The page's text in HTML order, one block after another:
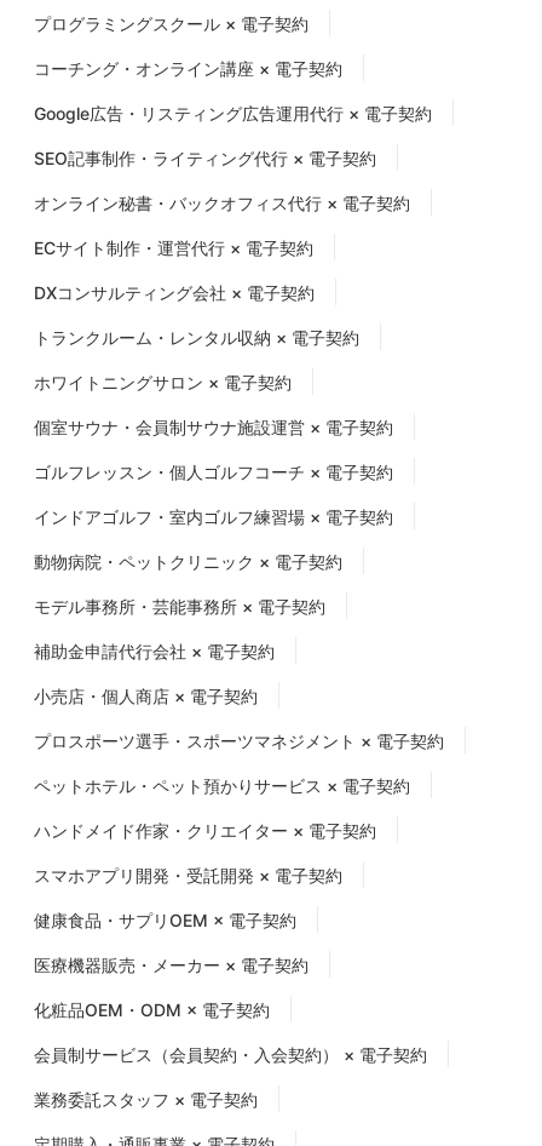
プログラミングスクール × 電子契約
コーチング・オンライン講座 × 電子契約
Google広告・リスティング広告運用代行 × 電子契約
SEO記事制作・ライティング代行 × 電子契約
オンライン秘書・バックオフィス代行 × 電子契約
ECサイト制作・運営代行 × 電子契約
DXコンサルティング会社 × 電子契約
トランクルーム・レンタル収納 × 電子契約
ホワイトニングサロン × 電子契約
個室サウナ・会員制サウナ施設運営 × 電子契約
ゴルフレッスン・個人ゴルフコーチ × 電子契約
インドアゴルフ・室内ゴルフ練習場 × 電子契約
動物病院・ペットクリニック × 電子契約
モデル事務所・芸能事務所 × 電子契約
補助金申請代行会社 × 電子契約
小売店・個人商店 × 電子契約
プロスポーツ選手・スポーツマネジメント × 電子契約
ペットホテル・ペット預かりサービス × 電子契約
ハンドメイド作家・クリエイター × 電子契約
スマホアプリ開発・受託開発 × 電子契約
健康食品・サプリOEM × 電子契約
医療機器販売・メーカー × 電子契約
化粧品OEM・ODM × 電子契約
会員制サービス（会員契約・入会契約） × 電子契約
業務委託スタッフ × 電子契約